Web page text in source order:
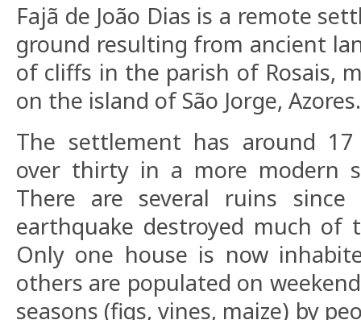
Fajã de João Dias is a remote
ground resulting from ancient
of cliffs in the parish of Rosais,
on the island of São Jorge, Azores.
The settlement has around
over thirty in a more modern
There are several ruins since
earthquake destroyed much of
Only one house is now
others are populated on
seasons (figs, vines, maize) by